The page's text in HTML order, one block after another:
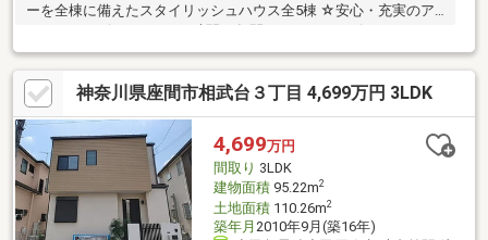
ーを全棟に備えたスタイリッシュハウス全5棟 ☆安心・充実のア
神奈川県座間市相武台３丁目 4,699万円 3LDK
4,699万円
間取り 3LDK
建物面積95.22m2
土地面積110.26m2
築年月 2010年9月(築16年)